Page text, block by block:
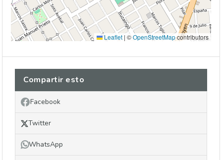
Leaflet | ©OpenStreetMapcontributors
Compartir esto
Facebook
Twitter
WhatsApp